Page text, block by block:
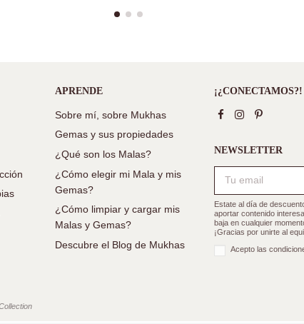
APRENDE
Sobre mí, sobre Mukhas
Gemas y sus propiedades
¿Qué son los Malas?
¿Cómo elegir mi Mala y mis
Gemas?
¿Cómo limpiar y cargar mis
Malas y Gemas?
Descubre el Blog de Mukhas
¡¿CONECTAMOS?!
NEWSLETTER
Estate al día de
aportar contenido
baja en cualquier
¡Gracias por unirte al
Acepto las